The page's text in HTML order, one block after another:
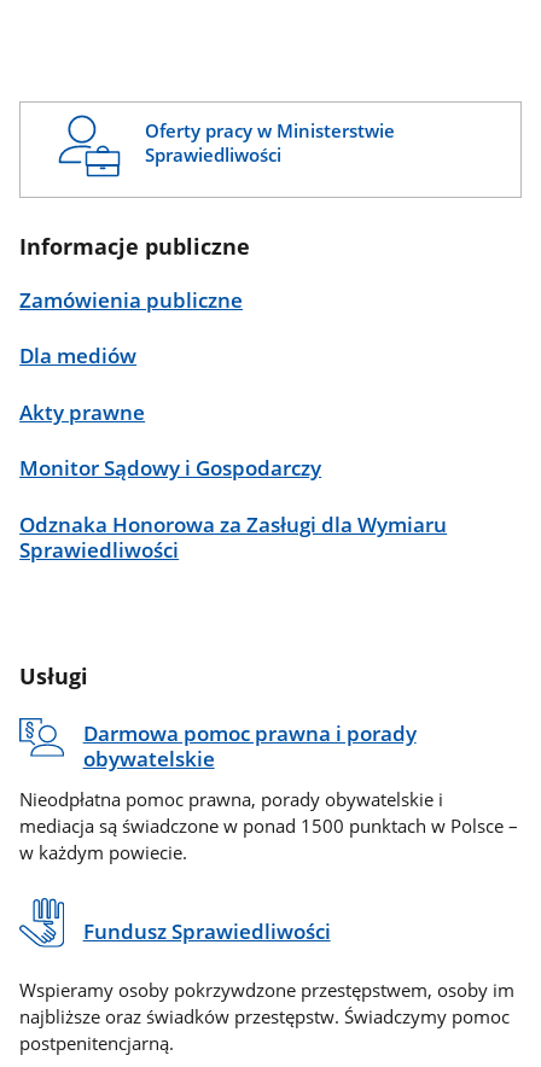
Oferty pracy w Ministerstwie
Sprawiedliwości
Informacje publiczne
Zamówienia publiczne
Dla mediów
Akty prawne
Monitor Sądowy i Gospodarczy
Odznaka Honorowa za Zasługi dla Wymiaru
Sprawiedliwości
Usługi
Darmowa pomoc prawna i porady
obywatelskie
Nieodpłatna pomoc prawna, porady obywatelskie i
mediacja są świadczone w ponad 1500 punktach w Polsce –
w każdym powiecie.
Fundusz Sprawiedliwości
Wspieramy osoby pokrzywdzone przestępstwem, osoby im
najbliższe oraz świadków przestępstw. Świadczymy pomoc
postpenitencjarną.